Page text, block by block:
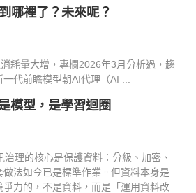
哪裡了？未來呢？
耗量大增，專欄2026年3月分析過，趨
代前瞻模型朝AI代理（AI ...
模型，是學習迴圈
理的核心是保護資料：分級、加密、
法如今已是標準作業。但資料本身是
力的，不是資料，而是「運用資料改